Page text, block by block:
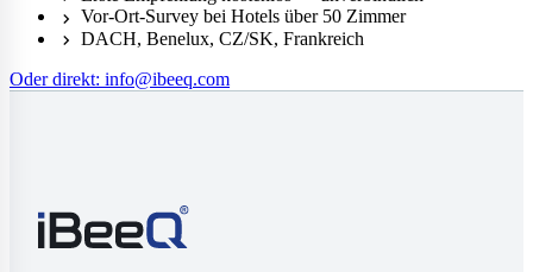
chevron_right Vor-Ort-Survey bei Hotels über 50 Zimmer
chevron_right DACH, Benelux, CZ/SK, Frankreich
Oder direkt: info@ibeeq.com